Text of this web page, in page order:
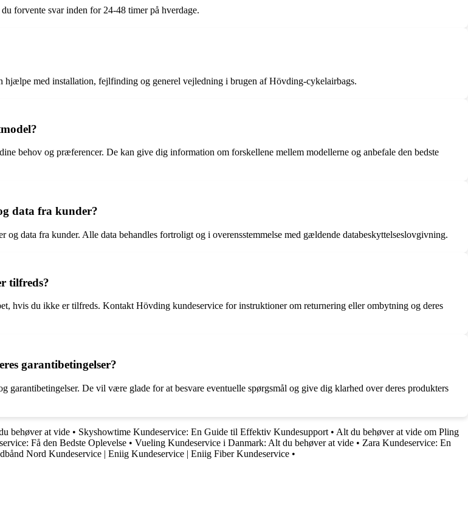
forvente svar inden for 24-48 timer på hverdage.
med installation, fejlfinding og generel vejledning i brugen af Hövding-cykelairbags.
behov og præferencer. De kan give dig information om forskellene mellem modellerne og anbefale den bedste
data fra kunder?
data fra kunder. Alle data behandles fortroligt og i overensstemmelse med gældende databeskyttelseslovgivning.
tilfreds?
hvis du ikke er tilfreds. Kontakt Hövding kundeservice for instruktioner om returnering eller ombytning og deres
garantibetingelser?
De vil være glade for at besvare eventuelle spørgsmål og give dig klarhed over deres produkters
behøver at vide • Skyshowtime Kundeservice: En Guide til Effektiv Kundesupport • Alt du behøver at vide om Pling
Få den Bedste Oplevelse • Vueling Kundeservice i Danmark: Alt du behøver at vide • Zara Kundeservice: En
Nord Kundeservice | Eniig Kundeservice | Eniig Fiber Kundeservice •